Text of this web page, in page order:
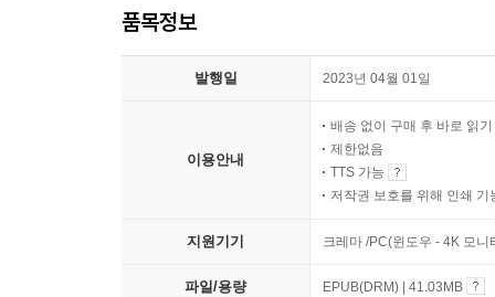
품목정보
발행일 2023년 04월 01일
이용안내
배송 없이 구매 후 바로 읽기
제한없음
TTS 가능
저작권 보호를 위해 인쇄 기
지원기기 크레마 /PC(윈도우 - 4K 모
파일/용량 EPUB(DRM) | 41.03MB